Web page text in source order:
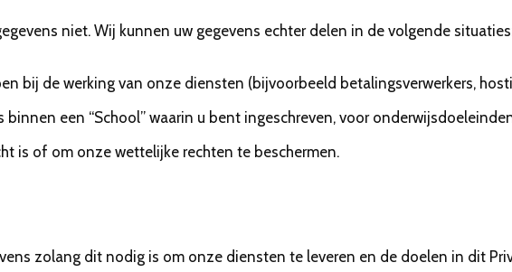
niet. Wij kunnen uw gegevens echter delen in de volgende
bij de werking van onze diensten (bijvoorbeeld betalingsverwerkers,
een “School” waarin u bent ingeschreven, voor
is of om onze wettelijke rechten te beschermen.
zolang dit nodig is om onze diensten te leveren en de doelen in dit